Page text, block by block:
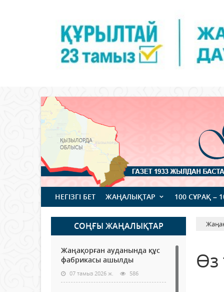
НЕГІЗГІ БЕТ ЖАҢАЛЫҚТАР 100 СҰРАҚ –
СОҢҒЫ ЖАҢАЛЫҚТАР
Жаңақорған ауданында құс
фабрикасы ашылды
07 тамыз 2026 ж. 586
Өз